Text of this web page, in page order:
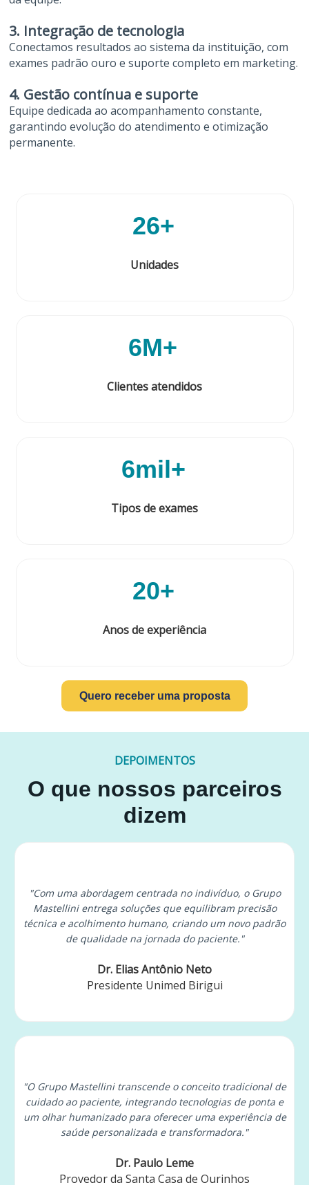
3. Integração de tecnologia
Conectamos resultados ao sistema da instituição, com
exames padrão ouro e suporte completo em marketing.
4. Gestão contínua e suporte
Equipe dedicada ao acompanhamento constante,
garantindo evolução do atendimento e otimização
permanente.
26+
Unidades
6M+
Clientes atendidos
6mil+
Tipos de exames
20+
Anos de experiência
Quero receber uma proposta
DEPOIMENTOS
O que nossos parceiros
dizem
"Com uma abordagem centrada no indivíduo, o Grupo
Mastellini entrega soluções que equilibram precisão
técnica e acolhimento humano, criando um novo padrão
de qualidade na jornada do paciente."
Dr. Elias Antônio Neto
Presidente Unimed Birigui
"O Grupo Mastellini transcende o conceito tradicional de
cuidado ao paciente, integrando tecnologias de ponta e
um olhar humanizado para oferecer uma experiência de
saúde personalizada e transformadora."
Dr. Paulo Leme
Provedor da Santa Casa de Ourinhos